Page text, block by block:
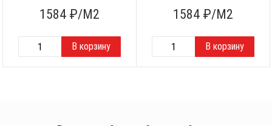
1584 ₽/М2 1584 ₽/М2